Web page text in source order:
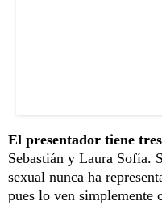
El presentador tiene
Sebastián y Laura Sofía.
sexual nunca ha
pues lo ven simplemente